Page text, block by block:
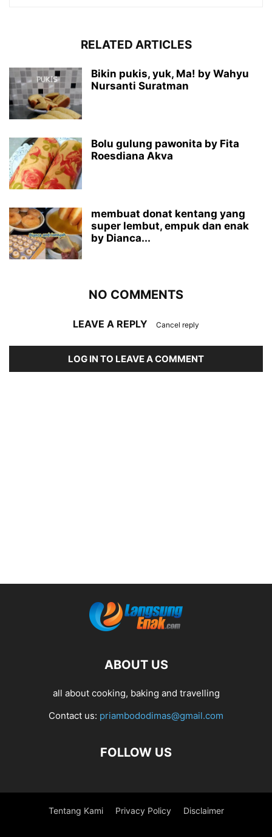
RELATED ARTICLES
Bikin pukis, yuk, Ma! by Wahyu
Nursanti Suratman
Bolu gulung pawonita by Fita
Roesdiana Akva
membuat donat kentang yang
super lembut, empuk dan enak
by Dianca...
NO COMMENTS
LEAVE A REPLY Cancel reply
LOG IN TO LEAVE A COMMENT
ABOUT US
all about cooking, baking and travelling
Contact us: priambododimas@gmail.com
FOLLOW US
Tentang Kami Privacy Policy Disclaimer